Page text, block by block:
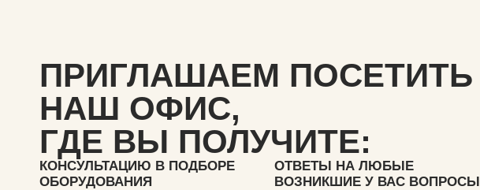
ПРИГЛАШАЕМ ПОСЕТИТЬ
НАШ ОФИС,
ГДЕ ВЫ ПОЛУЧИТЕ:
КОНСУЛЬТАЦИЮ В ПОДБОРЕ
ОБОРУДОВАНИЯ
ОТВЕТЫ НА ЛЮБЫЕ
ВОЗНИКШИЕ У ВАС ВОПРОСЫ